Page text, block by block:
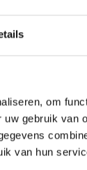
om
gebruik van
van hun
concrete
belang.
praktische
en